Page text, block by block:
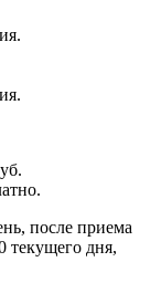
после приема
текущего дня,